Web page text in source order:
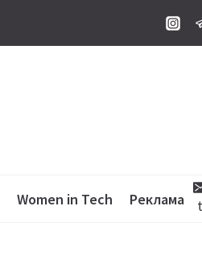
Women in Tech Реклама